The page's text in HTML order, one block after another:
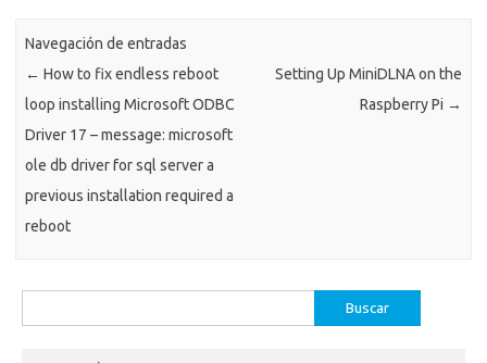
Navegación de entradas
← How to fix endless reboot
loop installing Microsoft ODBC
Driver 17 – message: microsoft
ole db driver for sql server a
previous installation required a
reboot
Setting Up MiniDLNA on the
Raspberry Pi →